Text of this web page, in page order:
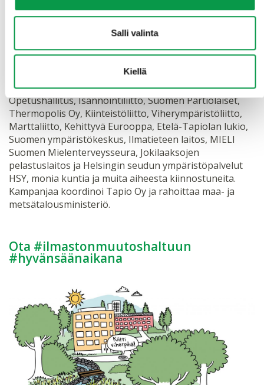
Salli valinta
Kiellä
myönteinen ja aktivoiva tapa viestiä asiasta. Yhdessä
tekemistä on pidetty tärkeänä sekä kampanjan viestien
Vuonna 2019 kampanjassa ovat mukana Omakotiliitto,
Suomen Vuokranantajat, Helsingin Pelastusliitto,
Opetushallitus, Isännöintiliitto, Suomen Partiolaiset,
Thermopolis Oy, Kiinteistöliitto, Viherympäristöliitto,
Marttaliitto, Kehittyvä Eurooppa, Etelä-Tapiolan lukio,
Suomen ympäristökeskus, Ilmatieteen laitos, MIELI
Suomen Mielenterveysseura, Jokilaaksojen
pelastuslaitos ja Helsingin seudun ympäristöpalvelut
HSY, monia kuntia ja muita aiheesta kiinnostuneita.
Kampanjaa koordinoi Tapio Oy ja rahoittaa maa- ja
metsätalousministeriö.
Ota #ilmaston­muutoshaltuun
#hyvänsäänaikana